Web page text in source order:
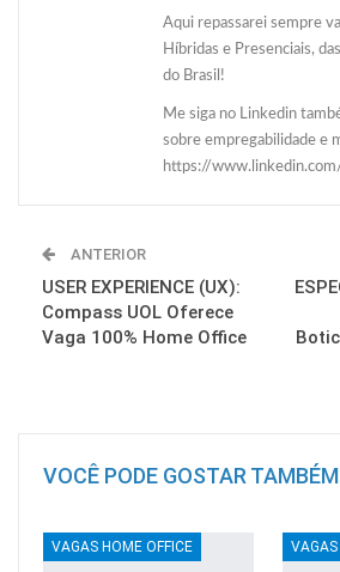
Aqui repassarei sempre
Híbridas e Presenciais,
do Brasil!
Me siga no Linkedin
sobre empregabilidade e
https://
ANTERIOR
USER EXPERIENCE (UX):
Compass UOL Oferece
Vaga 100% Home Office
VOCÊ PODE GOSTAR TAMBÉM
VAGAS HOME OFFICE VAGAS